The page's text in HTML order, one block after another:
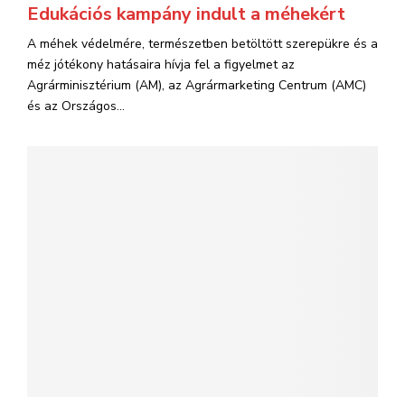
Edukációs kampány indult a méhekért
A méhek védelmére, természetben betöltött szerepükre és a
méz jótékony hatásaira hívja fel a figyelmet az
Agrárminisztérium (AM), az Agrármarketing Centrum (AMC)
és az Országos...